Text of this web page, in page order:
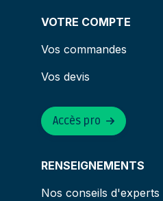
VOTRE COMPTE
Vos commandes
Vos devis
RENSEIGNEMENTS
Nos conseils d'experts
Accès pro